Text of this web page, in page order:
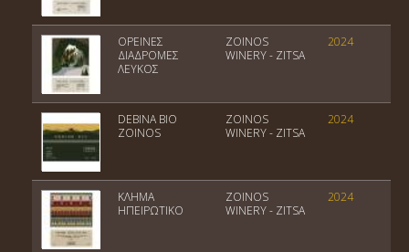
ΟΡΕΙΝΕΣ
ΔΙΑΔΡΟΜΕΣ
ΛΕΥΚΟΣ
ZOINOS
WINERY - ZITSA
2024
DEBINA BIO
ZOINOS
ZOINOS
WINERY - ZITSA
2024
ΚΛΗΜΑ
ΗΠΕΙΡΩΤΙΚΟ
ZOINOS
WINERY - ZITSA
2024